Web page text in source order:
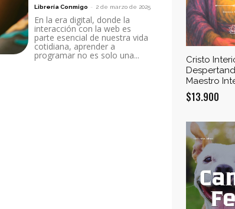
Librería Conmigo - 2 de marzo de 2025
En la era digital, donde la
interacción con la web es
parte esencial de nuestra vida
cotidiana, aprender a
programar no es solo una...
Cristo
Maestro
$13.900